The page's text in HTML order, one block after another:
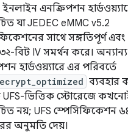
এনক্রিপশন
যা JEDEC eMMC v5.2
সাথে সঙ্গতিপূর্ণ
বিট IV সমর্থন করে।
হার্ডওয়্যারে এর পরিবর্তে
ব্যবহার
UFS-ভিত্তিক স্টোরেজে
নয়; UFS স্পেসিফিকেশন
অনুমতি দেয়।